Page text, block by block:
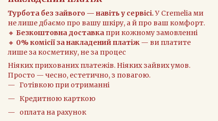
Турбота без зайвого — навіть у сервісі.У Cremelia ми
не лише дбаємо про вашу шкіру, а й про ваш комфорт.
🔸 Безкоштовна доставка при кожному замовленні
🔸 0% комісії за накладений платіж — ви платите
лише за косметику, не за процес
Ніяких прихованих платежів. Ніяких зайвих умов.
Просто — чесно, естетично, з повагою.
Готівкою при отриманні
Кредитною карткою
оплата на рахунок